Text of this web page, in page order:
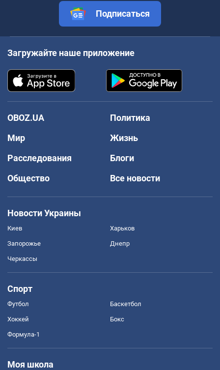
Подписаться
Загружайте наше приложение
OBOZ.UA
Политика
Мир
Жизнь
Расследования
Блоги
Общество
Все новости
Новости Украины
Киев Харьков
Запорожье Днепр
Черкассы
Спорт
Футбол Баскетбол
Хоккей Бокс
Формула-1
Моя школа